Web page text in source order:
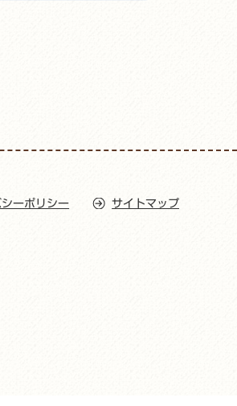
ーポリシー サイトマップ